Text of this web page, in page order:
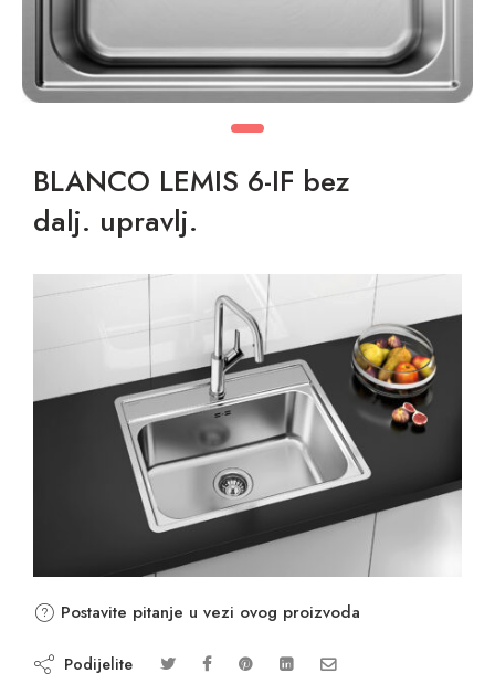
BLANCO LEMIS 6-IF bez
dalj. upravlj.
Postavite pitanje u vezi ovog proizvoda
Podijelite